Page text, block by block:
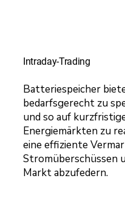
Intraday-Trading
Batteriespeicher
bedarfsgerecht zu
und so auf
Energiemärkten zu
eine effiziente
Stromüberschüssen
Markt abzufedern.